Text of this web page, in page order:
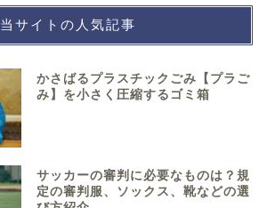
当サイトの人気記事
かさばるプラスチックごみ【プラご
み】を小さく圧縮するゴミ箱
サッカーの審判に必要なものは？規
定の審判服、ソックス、靴などの選